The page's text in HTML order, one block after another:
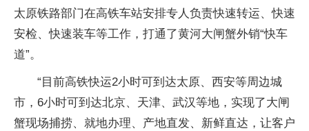
太原铁路部门在高铁车站安排专人负责快速转运、快速
安检、快速装车等工作，打通了黄河大闸蟹外销“快车
道”。
“目前高铁快运2小时可到达太原、西安等周边城
市，6小时可到达北京、天津、武汉等地，实现了大闸
蟹现场捕捞、就地办理、产地直发、新鲜直达，让客户